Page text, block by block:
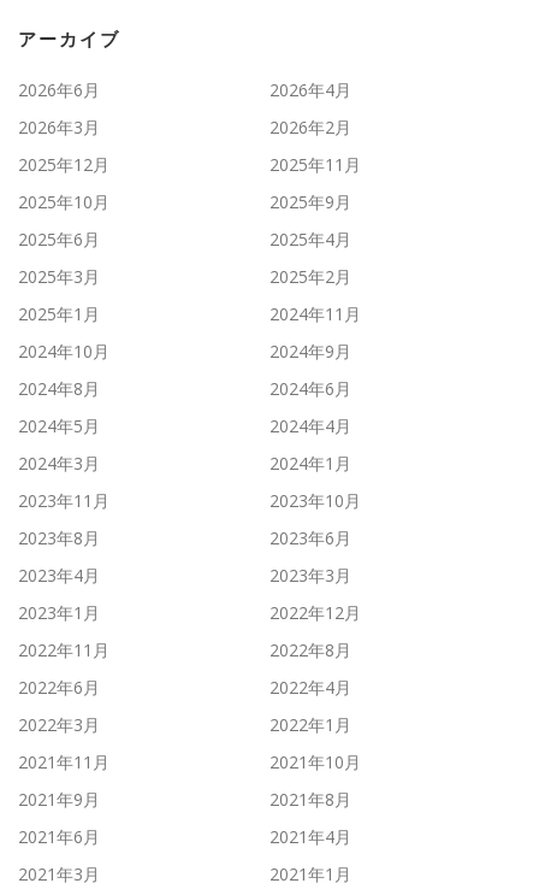
アーカイブ
2026年6月
2026年4月
2026年3月
2026年2月
2025年12月
2025年11月
2025年10月
2025年9月
2025年6月
2025年4月
2025年3月
2025年2月
2025年1月
2024年11月
2024年10月
2024年9月
2024年8月
2024年6月
2024年5月
2024年4月
2024年3月
2024年1月
2023年11月
2023年10月
2023年8月
2023年6月
2023年4月
2023年3月
2023年1月
2022年12月
2022年11月
2022年8月
2022年6月
2022年4月
2022年3月
2022年1月
2021年11月
2021年10月
2021年9月
2021年8月
2021年6月
2021年4月
2021年3月
2021年1月